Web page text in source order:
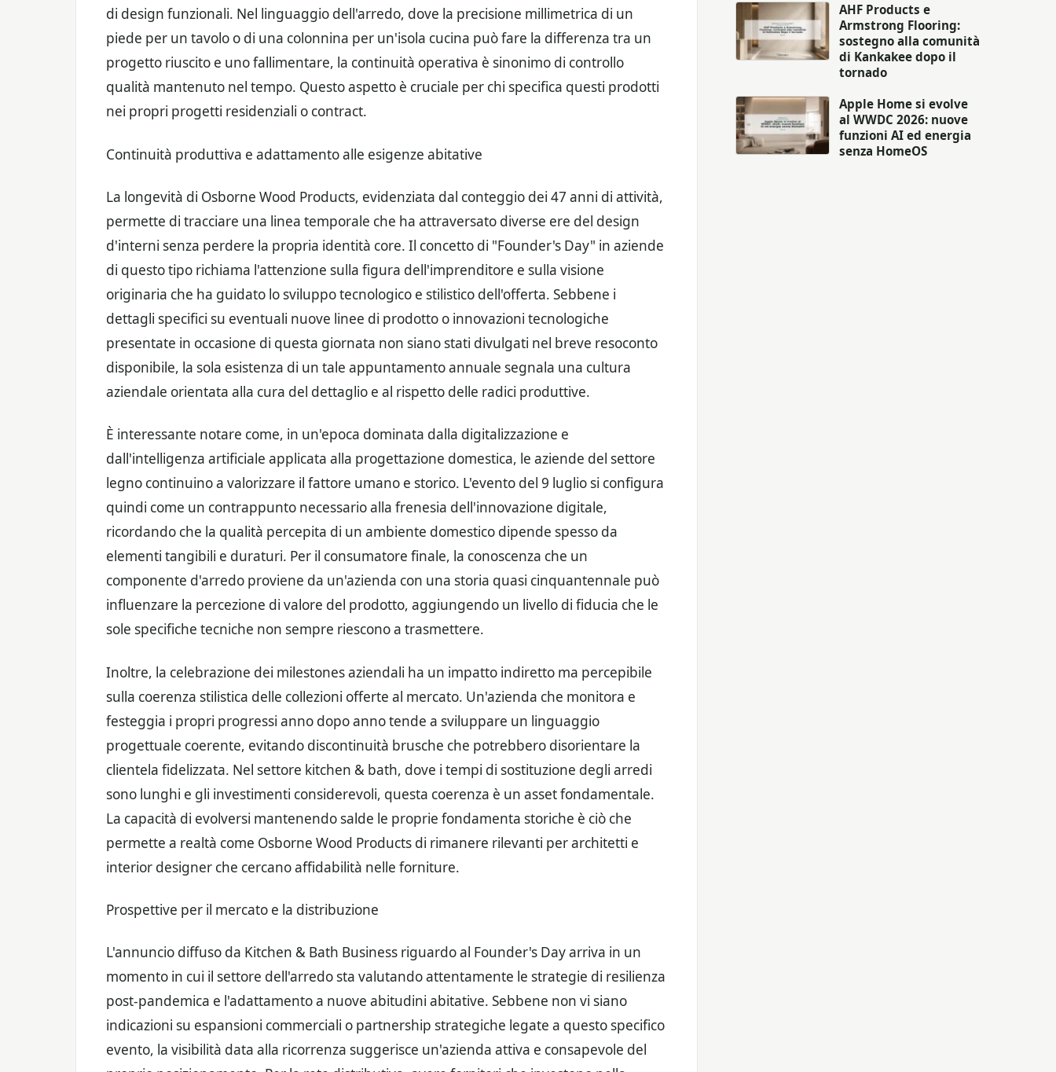
di design funzionali. Nel linguaggio dell'arredo, dove la precisione millimetrica di un
piede per un tavolo o di una colonnina per un'isola cucina può fare la differenza tra un
progetto riuscito e uno fallimentare, la continuità operativa è sinonimo di controllo
qualità mantenuto nel tempo. Questo aspetto è cruciale per chi specifica questi prodotti
nei propri progetti residenziali o contract.
Continuità produttiva e adattamento alle esigenze abitative
La longevità di Osborne Wood Products, evidenziata dal conteggio dei 47 anni di attività,
permette di tracciare una linea temporale che ha attraversato diverse ere del design
d'interni senza perdere la propria identità core. Il concetto di "Founder's Day" in aziende
di questo tipo richiama l'attenzione sulla figura dell'imprenditore e sulla visione
originaria che ha guidato lo sviluppo tecnologico e stilistico dell'offerta. Sebbene i
dettagli specifici su eventuali nuove linee di prodotto o innovazioni tecnologiche
presentate in occasione di questa giornata non siano stati divulgati nel breve resoconto
disponibile, la sola esistenza di un tale appuntamento annuale segnala una cultura
aziendale orientata alla cura del dettaglio e al rispetto delle radici produttive.
È interessante notare come, in un'epoca dominata dalla digitalizzazione e
dall'intelligenza artificiale applicata alla progettazione domestica, le aziende del settore
legno continuino a valorizzare il fattore umano e storico. L'evento del 9 luglio si configura
quindi come un contrappunto necessario alla frenesia dell'innovazione digitale,
ricordando che la qualità percepita di un ambiente domestico dipende spesso da
elementi tangibili e duraturi. Per il consumatore finale, la conoscenza che un
componente d'arredo proviene da un'azienda con una storia quasi cinquantennale può
influenzare la percezione di valore del prodotto, aggiungendo un livello di fiducia che le
sole specifiche tecniche non sempre riescono a trasmettere.
Inoltre, la celebrazione dei milestones aziendali ha un impatto indiretto ma percepibile
sulla coerenza stilistica delle collezioni offerte al mercato. Un'azienda che monitora e
festeggia i propri progressi anno dopo anno tende a sviluppare un linguaggio
progettuale coerente, evitando discontinuità brusche che potrebbero disorientare la
clientela fidelizzata. Nel settore kitchen & bath, dove i tempi di sostituzione degli arredi
sono lunghi e gli investimenti considerevoli, questa coerenza è un asset fondamentale.
La capacità di evolversi mantenendo salde le proprie fondamenta storiche è ciò che
permette a realtà come Osborne Wood Products di rimanere rilevanti per architetti e
interior designer che cercano affidabilità nelle forniture.
Prospettive per il mercato e la distribuzione
L'annuncio diffuso da Kitchen & Bath Business riguardo al Founder's Day arriva in un
momento in cui il settore dell'arredo sta valutando attentamente le strategie di resilienza
post-pandemica e l'adattamento a nuove abitudini abitative. Sebbene non vi siano
indicazioni su espansioni commerciali o partnership strategiche legate a questo specifico
evento, la visibilità data alla ricorrenza suggerisce un'azienda attiva e consapevole del
AHF Products e
Armstrong Flooring:
sostegno alla comunità
di Kankakee dopo il
tornado
Apple Home si evolve
al WWDC 2026: nuove
funzioni AI ed energia
senza HomeOS